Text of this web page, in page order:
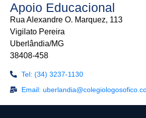
Apoio Educacional
Rua Alexandre O. Marquez, 113
Vigilato Pereira
Uberlândia/MG
38408-458
Tel: (34) 3237-1130
Email: